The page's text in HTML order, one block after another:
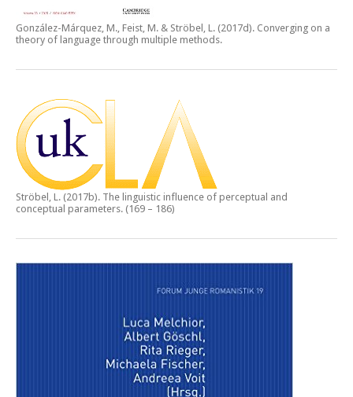
González-Márquez, M., Feist, M. & Ströbel, L. (2017d). Converging on a
theory of language through multiple methods.
Ströbel, L. (2017b). The linguistic influence of perceptual and
conceptual parameters. (169 – 186)